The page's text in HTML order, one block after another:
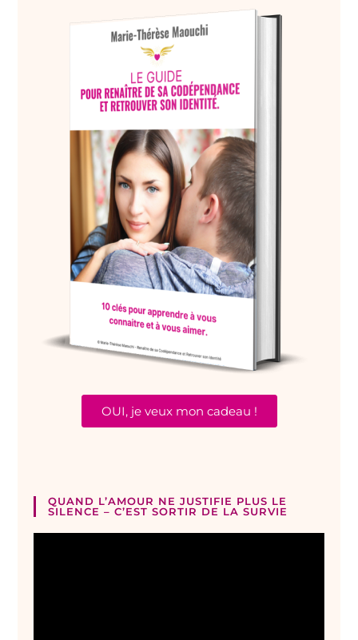
OUI, je veux mon cadeau !
QUAND L’AMOUR NE JUSTIFIE PLUS LE
SILENCE – C’EST SORTIR DE LA SURVIE